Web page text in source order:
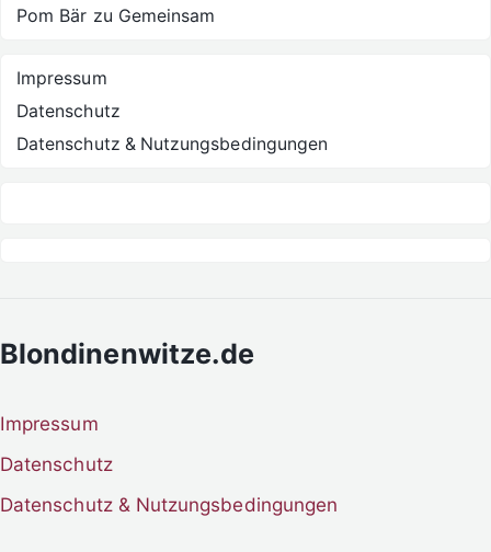
Pom Bär zu Gemeinsam
Impressum
Datenschutz
Datenschutz & Nutzungsbedingungen
Blondinenwitze.de
Impressum
Datenschutz
Datenschutz & Nutzungsbedingungen